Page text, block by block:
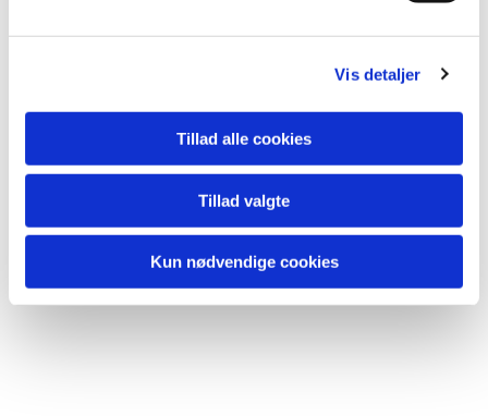
Vis detaljer
Tillad alle cookies
Tillad valgte
Kun nødvendige cookies